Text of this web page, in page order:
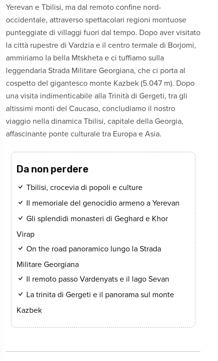
Yerevan e Tbilisi, ma dal remoto confine nord-
occidentale, attraverso spettacolari regioni montuose
punteggiate di villaggi fuori dal tempo. Dopo aver visitato
la città rupestre di Vardzia e il centro termale di Borjomi,
ammiriamo la bella Mtskheta e ci tuffiamo sulla
leggendaria Strada Militare Georgiana, che ci porta al
cospetto del gigantesco monte Kazbek (5.047 m). Dopo
una visita indimenticabile alla Trinità di Gergeti, tra gli
altissimi monti del Caucaso, concludiamo il nostro
viaggio nella dinamica Tbilisi, capitale della Georgia,
affascinante ponte culturale tra Europa e Asia.
Da non perdere
Tbilisi, crocevia di popoli e culture
Il memoriale del genocidio armeno a Yerevan
Gli splendidi monasteri di Geghard e Khor
Virap
On the road panoramico lungo la Strada
Militare Georgiana
Il remoto passo Vardenyats e il lago Sevan
La trinita di Gergeti e il panorama sul monte
Kazbek